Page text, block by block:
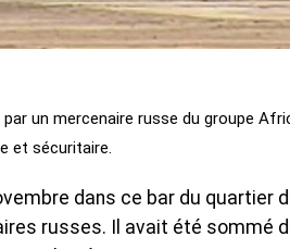
un mercenaire russe du groupe
et sécuritaire.
dans ce bar du quartier
russes. Il avait été sommé